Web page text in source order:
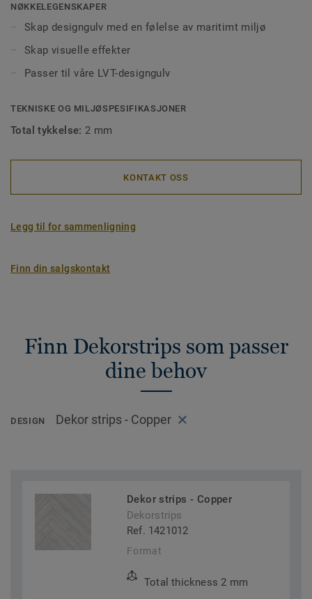
NØKKELEGENSKAPER
Skap designgulv med en følelse av maritimt miljø
Skap visuelle effekter
Passer til våre LVT-designgulv
TEKNISKE OG MILJØSPESIFIKASJONER
Total tykkelse: 2 mm
KONTAKT OSS
Legg til for sammenligning
Finn din salgskontakt
Finn Dekorstrips som passer
dine behov
DESIGN Dekor strips - Copper
Dekor strips - Copper
Dekorstrips
Ref. 1421012
Format
Total thickness 2 mm